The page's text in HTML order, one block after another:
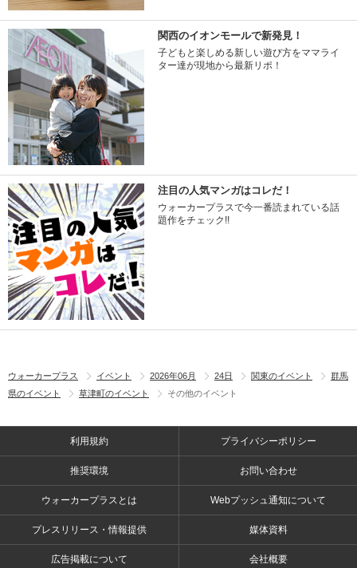
関西のイオンモールで新発見！
子どもと楽しめる新しい遊び方をママライ
ター達が現地から最新リポ！
注目の人気マンガはコレだ！
ウォーカープラスで今一番読まれている話
題作をチェック!!
ウォーカープラス イベント 2026年06月 24日 関東のイベント
群馬
県のイベント
草津町のイベント その他のイベント
利用規約 プライバシーポリシー
推奨環境 お問い合わせ
ウォーカープラスとは Webプッシュ通知について
プレスリリース・情報提供 媒体資料
広告掲載について 会社概要